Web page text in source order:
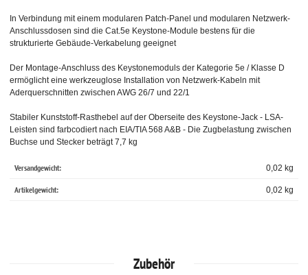
In Verbindung mit einem modularen Patch-Panel und modularen Netzwerk-
Anschlussdosen sind die Cat.5e Keystone-Module bestens für die
strukturierte Gebäude-Verkabelung geeignet
Der Montage-Anschluss des Keystonemoduls der Kategorie 5e / Klasse D
ermöglicht eine werkzeuglose Installation von Netzwerk-Kabeln mit
Aderquerschnitten zwischen AWG 26/7 und 22/1
Stabiler Kunststoff-Rasthebel auf der Oberseite des Keystone-Jack - LSA-
Leisten sind farbcodiert nach EIA/TIA 568 A&B - Die Zugbelastung zwischen
Buchse und Stecker beträgt 7,7 kg
Versandgewicht: 0,02 kg
Artikelgewicht: 0,02 kg
Zubehör